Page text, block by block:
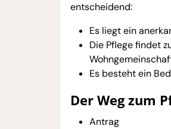
entscheidend:
Es liegt ein
Die Pflege findet
Es besteht ein
Der Weg zum
Antrag